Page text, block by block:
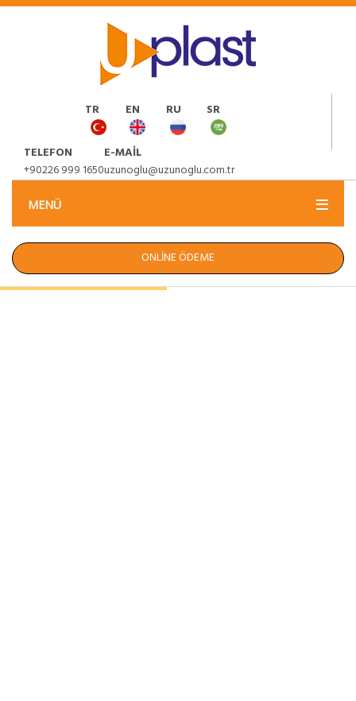
TR EN RU SR
TELEFON
+90226 999 1650
E-MAIL
uzunoglu@uzunoglu.com.tr
MENÜ
ONLİNE ÖDEME